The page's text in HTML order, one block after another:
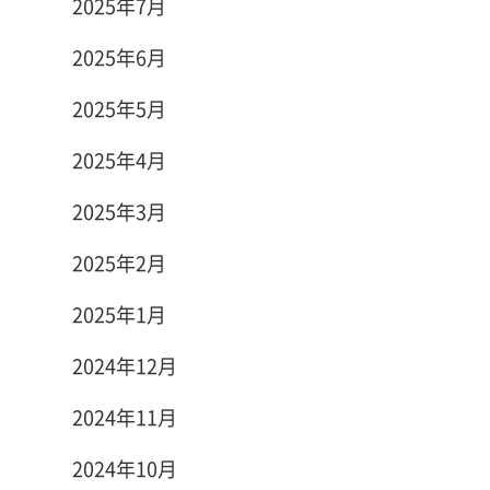
2025年7月
2025年6月
2025年5月
2025年4月
2025年3月
2025年2月
2025年1月
2024年12月
2024年11月
2024年10月